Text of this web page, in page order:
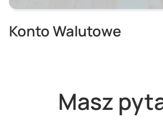
Konto Walutowe
Masz